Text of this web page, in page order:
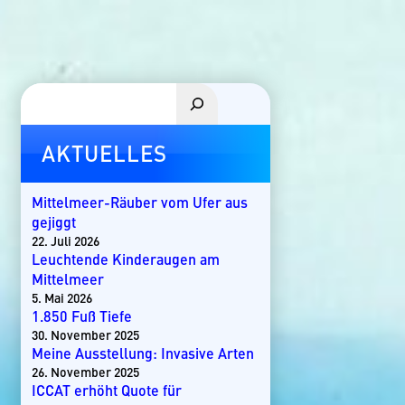
Suchen
AKTUELLES
Mittelmeer-Räuber vom Ufer aus
gejiggt
22. Juli 2026
Leuchtende Kinderaugen am
Mittelmeer
5. Mai 2026
1.850 Fuß Tiefe
30. November 2025
Meine Ausstellung: Invasive Arten
26. November 2025
ICCAT erhöht Quote für